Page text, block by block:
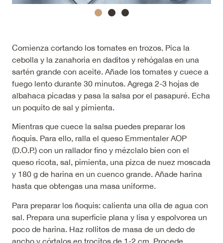
Comienza cortando los tomates en trozos. Pica la
cebolla y la zanahoria en daditos y rehógalas en una
sartén grande con aceite. Añade los tomates y cuece a
fuego lento durante 30 minutos. Agrega 2-3 hojas de
albahaca picadas y pasa la salsa por el pasapuré. Echa
un poquito de sal y pimienta.
Mientras que cuece la salsa puedes preparar los
ñoquis. Para ello, ralla el queso Emmentaler AOP
(D.O.P.) con un rallador fino y mézclalo bien con el
queso ricota, sal, pimienta, una pizca de nuez moscada
y 180 g de harina en un cuenco grande. Añade harina
hasta que obtengas una masa uniforme.
Para preparar los ñoquis: calienta una olla de agua con
sal. Prepara una superficie plana y lisa y espolvorea un
poco de harina. Haz rollitos de masa de un dedo de
ancho y córtalos en trocitos de 1-2 cm. Procede